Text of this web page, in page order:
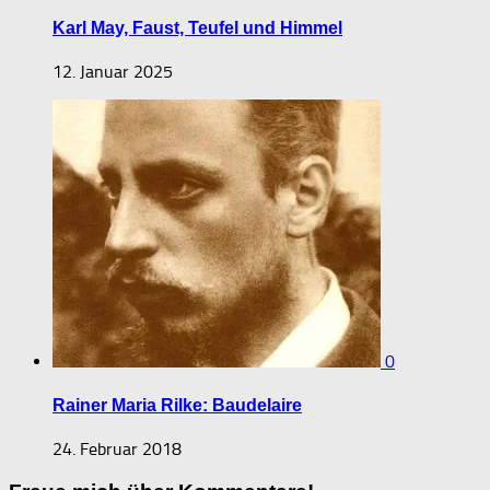
Karl May, Faust, Teufel und Himmel
12. Januar 2025
0
Rainer Maria Rilke: Baudelaire
24. Februar 2018